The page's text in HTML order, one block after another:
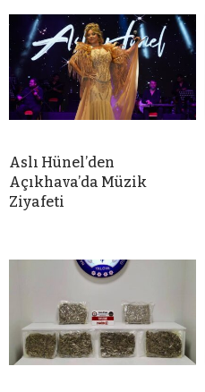
Aslı Hünel’den
Açıkhava’da Müzik
Ziyafeti